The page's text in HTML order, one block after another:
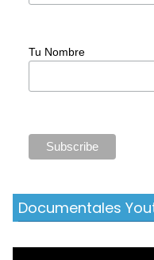
Tu Nombre
Documentales